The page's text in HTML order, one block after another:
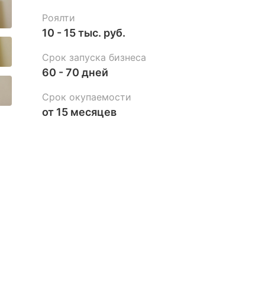
Роялти
10 - 15 тыс. руб.
Срок запуска бизнеса
60 - 70 дней
Срок окупаемости
от 15 месяцев